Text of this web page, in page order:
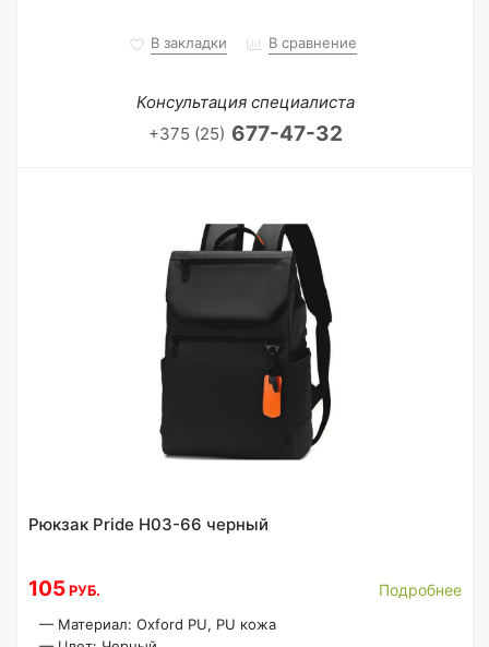
В закладки В сравнение
Консультация специалиста
+375 (25) 677-47-32
Рюкзак Pride H03-66 черный
105РУБ. Подробнее
— Материал: Oxford PU, PU кожа